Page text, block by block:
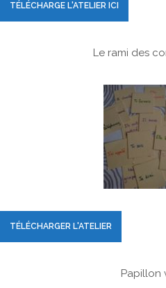
TÉLÉCHARGE L'ATELIER ICI
Le rami des
TÉLÉCHARGER L'ATELIER
Papillon